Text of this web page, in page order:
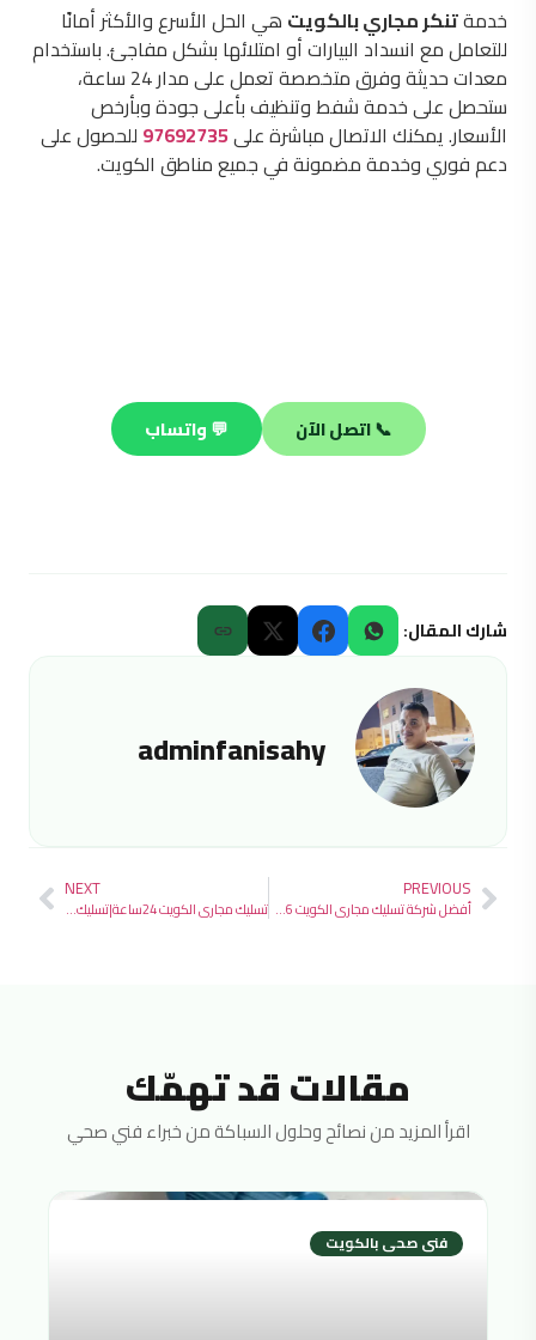
خدمةتنكر مجاري بالكويتهي الحل الأسرع والأكثر أمانًا
للتعامل مع انسداد البيارات أو امتلائها بشكل مفاجئ. باستخدام
معدات حديثة وفرق متخصصة تعمل على مدار 24 ساعة،
ستحصل على خدمة شفط وتنظيف بأعلى جودة وبأرخص
الأسعار. يمكنك الاتصال مباشرة على97692735للحصول على
دعم فوري وخدمة مضمونة في جميع مناطق الكويت.
📞 اتصل الآن 💬 واتساب
شارك المقال:
adminfanisahy
PREVIOUS
أفضل شركة تسليك مجاري الكويت 2026
NEXT
تسليك مجاري الكويت 24ساعة|تسليك بواليع الكويت
مقالات قد تهمّك
اقرأ المزيد من نصائح وحلول السباكة من خبراء فني صحي
فنى صحى بالكويت